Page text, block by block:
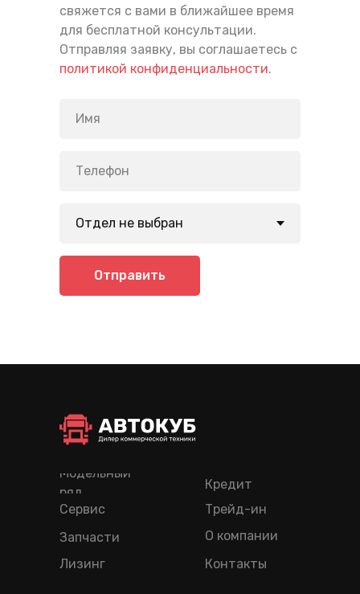
свяжется с вами в ближайшее время
для бесплатной консультации.
Отправляя заявку, вы соглашаетесь с
политикой конфиденциальности.
Отправить
Лизинг
Кредит
Трейд-ин
Модельный
ряд
Сервис
Запчасти
О компании
Контакты